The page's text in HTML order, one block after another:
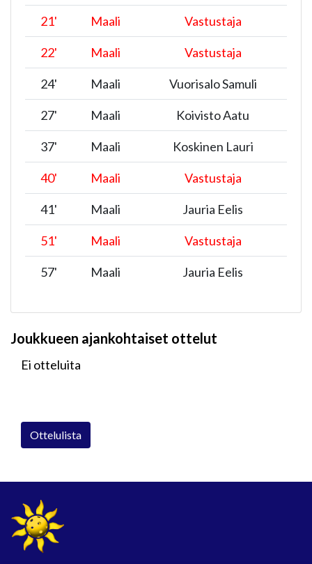
21' Maali Vastustaja
22' Maali Vastustaja
24' Maali Vuorisalo Samuli
27' Maali Koivisto Aatu
37' Maali Koskinen Lauri
40' Maali Vastustaja
41' Maali Jauria Eelis
51' Maali Vastustaja
57' Maali Jauria Eelis
Joukkueen ajankohtaiset ottelut
Ei otteluita
Ottelulista